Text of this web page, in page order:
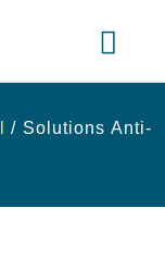
/ Solutions Anti-